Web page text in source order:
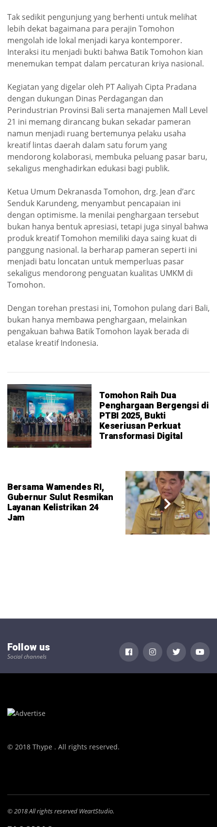
Tak sedikit pengunjung yang berhenti untuk melihat
lebih dekat bagaimana para perajin Tomohon
mengolah ide lokal menjadi karya kontemporer.
Interaksi itu menjadi bukti bahwa Batik Tomohon kian
menemukan tempat dalam percaturan kriya nasional.
Kegiatan yang digelar oleh PT Aaliyah Cipta Pradana
dengan dukungan Dinas Perdagangan dan
Perindustrian Provinsi Bali serta manajemen Mall Level
21 ini memang dirancang bukan sekadar pameran
namun menjadi ruang bertemunya pelaku usaha
kreatif lintas daerah dalam satu forum yang
mendorong kolaborasi, membuka peluang pasar baru,
sekaligus menghadirkan edukasi bagi publik.
Ketua Umum Dekranasda Tomohon, drg. Jean d’arc
Senduk Karundeng, menyambut pencapaian ini
dengan optimisme. Ia menilai penghargaan tersebut
bukan hanya bentuk apresiasi, tetapi juga sinyal bahwa
produk kreatif Tomohon memiliki daya saing kuat di
panggung nasional. Ia berharap pameran seperti ini
menjadi batu loncatan untuk memperluas pasar
sekaligus mendorong penguatan kualitas UMKM di
Tomohon.
Dengan torehan prestasi ini, Tomohon pulang dari Bali,
bukan hanya membawa penghargaan, melainkan
pengakuan bahwa Batik Tomohon layak berada di
etalase kreatif Indonesia.
Tomohon Raih Dua
Penghargaan Bergengsi di
PTBI 2025, Bukti
Keseriusan Perkuat
Transformasi Digital
Bersama Wamendes RI,
Gubernur Sulut Resmikan
Layanan Kelistrikan 24
Jam
Follow us
Social channels
© 2018 Thype . All rights reserved.
© 2018 All rights reserved WeartStudio.